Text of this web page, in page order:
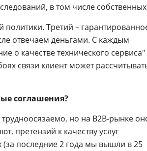
в том числе
Третий –
отвечаем деньгами. С каждым
о качестве технического сервиса"
связи клиент может
соглашения?
трудноосязаемо, но на B2B-рынке
претензий к качеству услуг
(за последние 2 года мы вышли в 25